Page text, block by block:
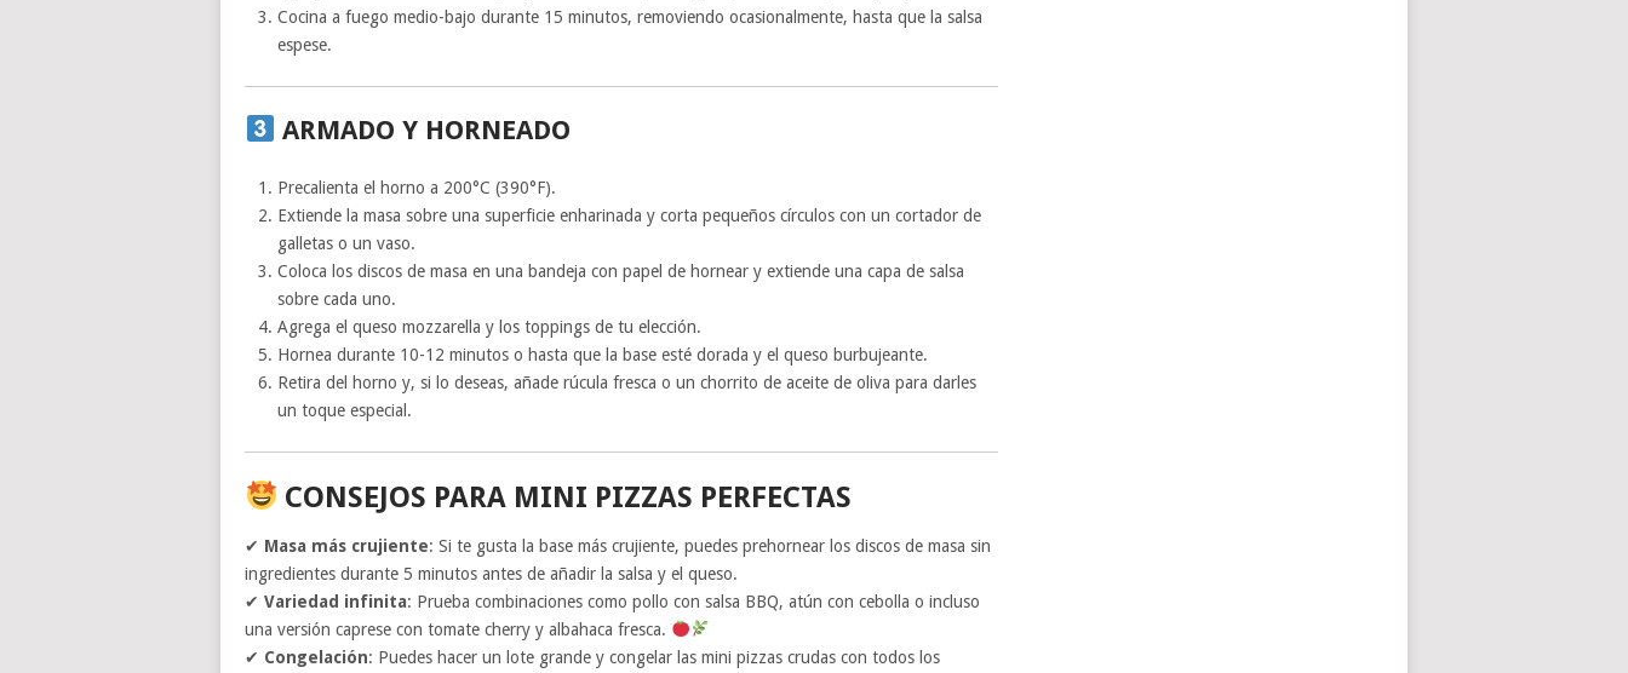
Cocina a fuego medio-bajo durante 15 minutos, removiendo ocasionalmente, hasta que la salsa
espese.
ARMADO Y HORNEADO
Precalienta el horno a 200°C (390°F).
Extiende la masa sobre una superficie enharinada y corta pequeños círculos con un cortador de
galletas o un vaso.
Coloca los discos de masa en una bandeja con papel de hornear y extiende una capa de salsa
sobre cada uno.
Agrega el queso mozzarella y los toppings de tu elección.
Hornea durante 10-12 minutos o hasta que la base esté dorada y el queso burbujeante.
Retira del horno y, si lo deseas, añade rúcula fresca o un chorrito de aceite de oliva para darles
un toque especial.
CONSEJOS PARA MINI PIZZAS PERFECTAS
✔ Masa más crujiente: Si te gusta la base más crujiente, puedes prehornear los discos de masa sin
ingredientes durante 5 minutos antes de añadir la salsa y el queso.
✔ Variedad infinita: Prueba combinaciones como pollo con salsa BBQ, atún con cebolla o incluso
una versión caprese con tomate cherry y albahaca fresca.
✔ Congelación: Puedes hacer un lote grande y congelar las mini pizzas crudas con todos los